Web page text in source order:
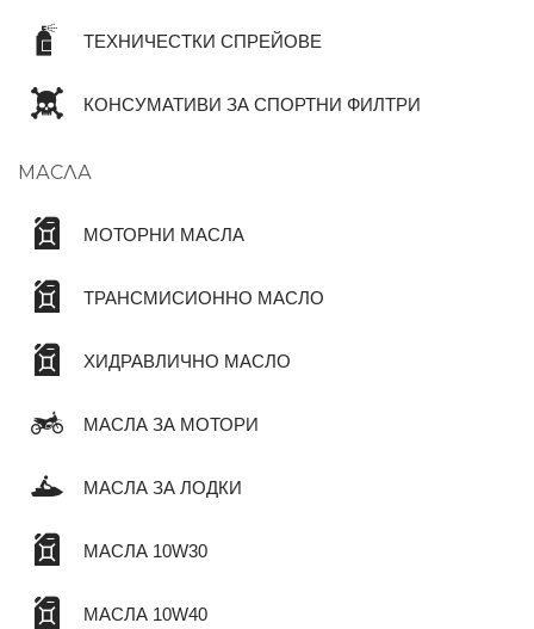
ТЕХНИЧЕСТКИ СПРЕЙОВЕ
КОНСУМАТИВИ ЗА СПОРТНИ ФИЛТРИ
МАСЛА
МОТОРНИ МАСЛА
ТРАНСМИСИОННО МАСЛО
ХИДРАВЛИЧНО МАСЛО
МАСЛА ЗА МОТОРИ
МАСЛА ЗА ЛОДКИ
МАСЛА 10W30
МАСЛА 10W40